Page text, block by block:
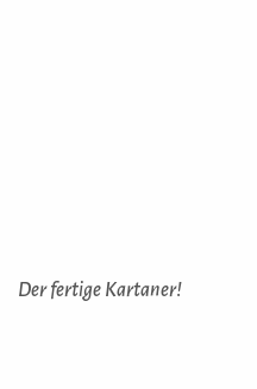
Der fertige Kartaner!